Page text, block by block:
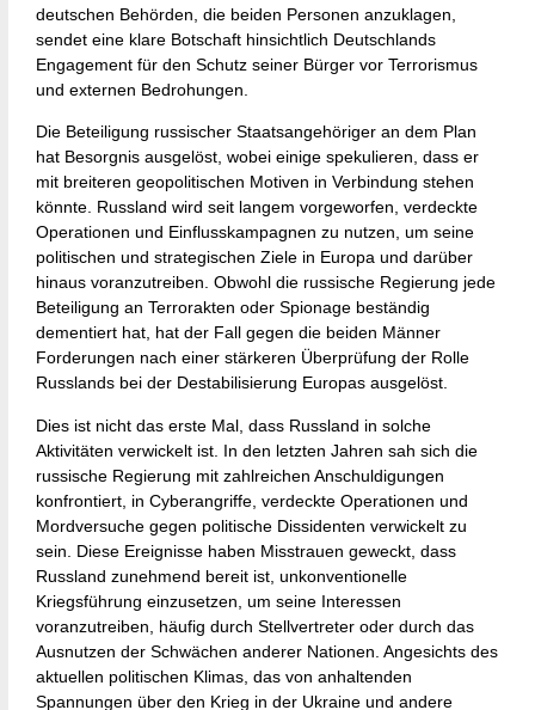
deutschen Behörden, die beiden Personen anzuklagen,
sendet eine klare Botschaft hinsichtlich Deutschlands
Engagement für den Schutz seiner Bürger vor Terrorismus
und externen Bedrohungen.
Die Beteiligung russischer Staatsangehöriger an dem Plan
hat Besorgnis ausgelöst, wobei einige spekulieren, dass er
mit breiteren geopolitischen Motiven in Verbindung stehen
könnte. Russland wird seit langem vorgeworfen, verdeckte
Operationen und Einflusskampagnen zu nutzen, um seine
politischen und strategischen Ziele in Europa und darüber
hinaus voranzutreiben. Obwohl die russische Regierung jede
Beteiligung an Terrorakten oder Spionage beständig
dementiert hat, hat der Fall gegen die beiden Männer
Forderungen nach einer stärkeren Überprüfung der Rolle
Russlands bei der Destabilisierung Europas ausgelöst.
Dies ist nicht das erste Mal, dass Russland in solche
Aktivitäten verwickelt ist. In den letzten Jahren sah sich die
russische Regierung mit zahlreichen Anschuldigungen
konfrontiert, in Cyberangriffe, verdeckte Operationen und
Mordversuche gegen politische Dissidenten verwickelt zu
sein. Diese Ereignisse haben Misstrauen geweckt, dass
Russland zunehmend bereit ist, unkonventionelle
Kriegsführung einzusetzen, um seine Interessen
voranzutreiben, häufig durch Stellvertreter oder durch das
Ausnutzen der Schwächen anderer Nationen. Angesichts des
aktuellen politischen Klimas, das von anhaltenden
Spannungen über den Krieg in der Ukraine und andere